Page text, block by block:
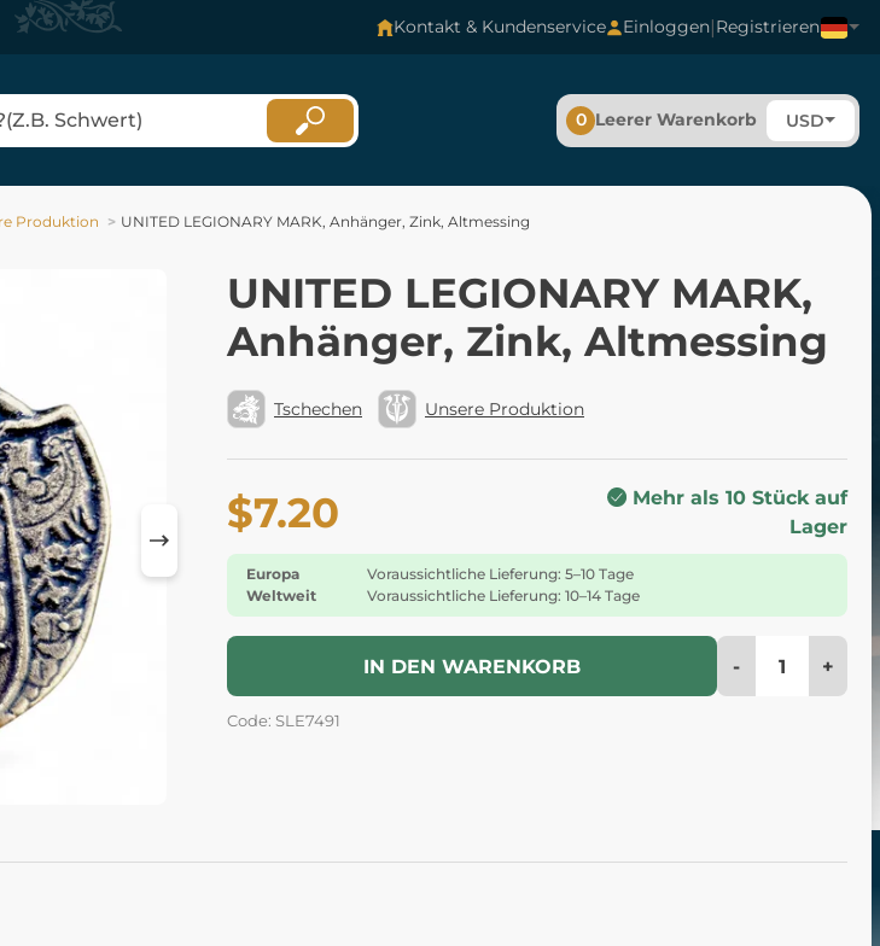
Kontakt & Kundenservice Einloggen|Registrieren
0 Leerer Warenkorb USD
Produktion UNITED LEGIONARY MARK, Anhänger, Zink, Altmessing
UNITED LEGIONARY MARK,
Anhänger, Zink, Altmessing
Tschechen Unsere Produktion
$7.20
Mehr als 10 Stück auf
Lager
Europa
Voraussichtliche Lieferung: 5–10 Tage
Weltweit
Voraussichtliche Lieferung: 10–14 Tage
IN DEN WARENKORB - +
Code: SLE7491